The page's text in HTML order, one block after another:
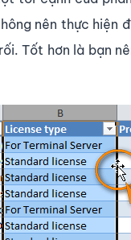
nên thực hiện
Tốt hơn là bạn